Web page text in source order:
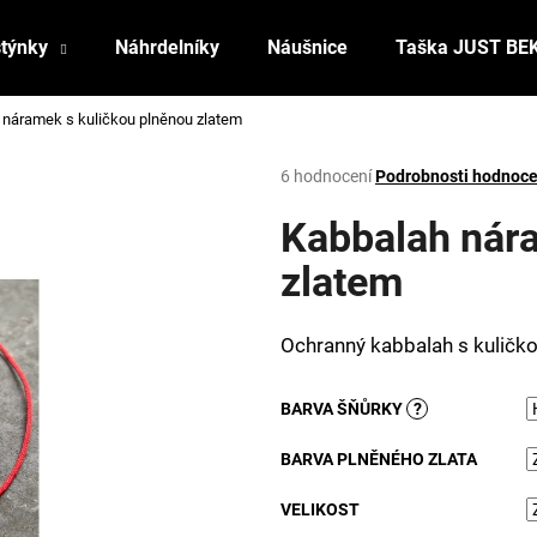
Náhrdelníky Náušnice Taška JUST
náramek s kuličkou plněnou zlatem
Průměrné
produktu
je
z
hvězdiček.
6 hodnoceníPodrobnosti
Kabbalah
zlatem
Ochranný kabbalah s
BARVA ŠŇŮRKY ?
BARVA PLNĚNÉHO ZLATA
VELIKOST
Co potřebujete najít?
HLEDAT